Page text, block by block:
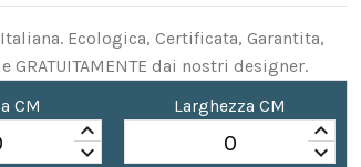
Ecologica, Certificata, Garantita,
GRATUITAMENTE dai nostri designer.
CM
keyboard_arrow_up
keyboard_arrow_down
Larghezza CM
keyboard_arrow_up
keyboard_arrow_down